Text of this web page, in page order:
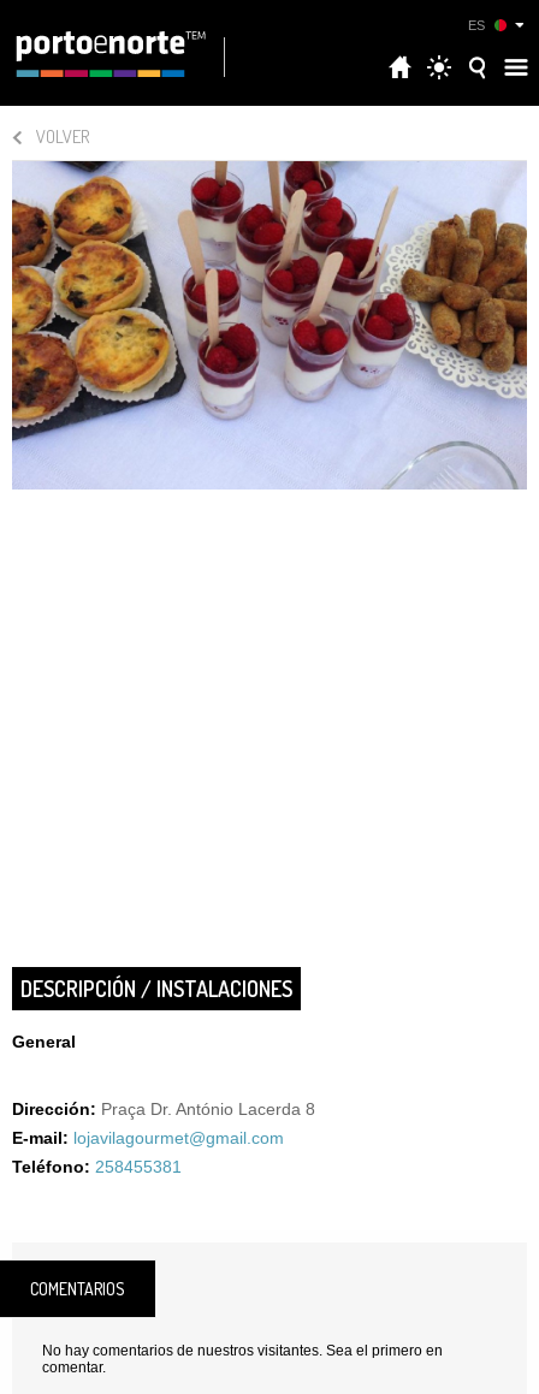
ES
VOLVER
DESCRIPCIÓN / INSTALACIONES
General
Dirección: Praça Dr. António Lacerda 8
E-mail: lojavilagourmet@gmail.com
Teléfono: 258455381
COMENTARIOS
No hay comentarios de nuestros visitantes. Sea el primero en
comentar.